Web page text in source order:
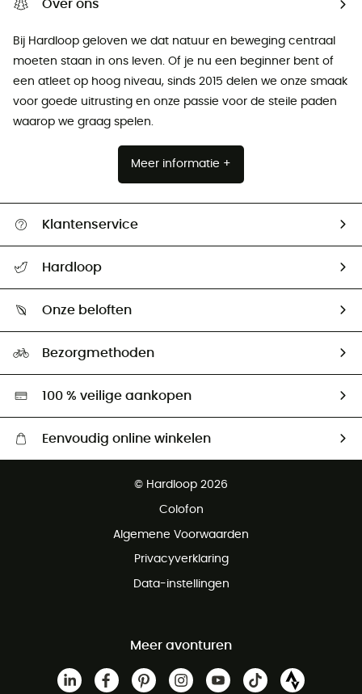
Over ons
Bij Hardloop geloven we dat natuur en beweging centraal
moeten staan ​​in ons leven. Of je nu een beginner bent of
een atleet op hoog niveau, sinds 2015 delen we onze smaak
voor goede uitrusting en onze passie voor de steile paden
waarop we graag spelen.
Meer informatie +
Klantenservice
Mijn zending volgen
Retourzendingen & Terugbetalingen
Hardloop
Ambassadeurs
Onze beloften
Hardgreen
Bezorgmethoden
100 % veilige aankopen
Eenvoudig online winkelen
Gratis retourneren binnen 100 dagen
© Hardloop 2026
Colofon
Algemene Voorwaarden
Privacyverklaring
Data-instellingen
Meer avonturen